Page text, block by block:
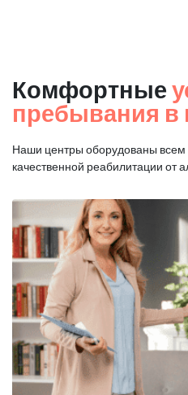
Комфортные
пребывания в
Наши центры оборудованы
качественной реабилитации от